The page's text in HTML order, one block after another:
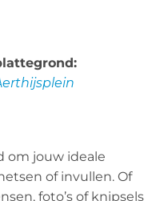
om jouw ideale
of invullen. Of
foto’s of knipsels